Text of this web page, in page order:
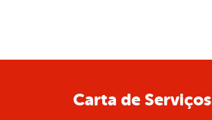
Carta de Serviços